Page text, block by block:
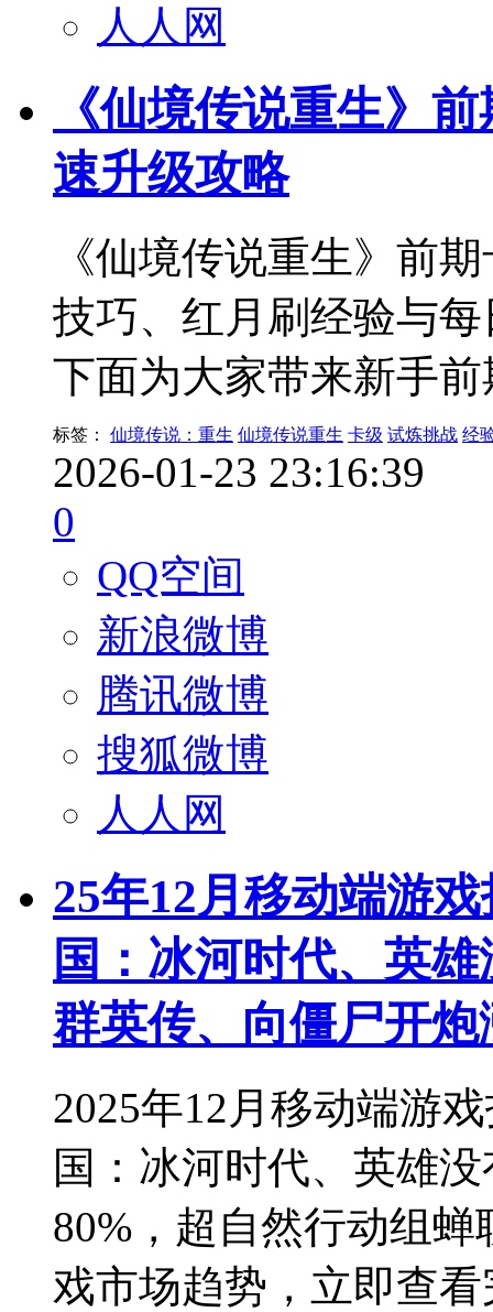
人人网
《仙境传说重生》
速升级攻略
《仙境传说重生》前
技巧、红月刷经验与
下面为大家带来新手
标签： 仙境传说：重生 仙境传说重生 卡级 试炼挑战 经
2026-01-23 23:16:39
0
QQ空间
新浪微博
腾讯微博
搜狐微博
人人网
25年12月移动端游
国：冰河时代、英
群英传、向僵尸开炮
2025年12月移动端游
国：冰河时代、英雄
80%，超自然行动组
戏市场趋势，立即查